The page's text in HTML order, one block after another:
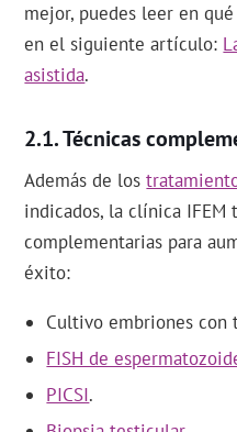
mejor, puedes leer en
en el siguiente artículo:
asistida.
Técnicas
Además de los
indicados, la clínica
complementarias para
éxito:
Cultivo embriones
FISH de
PICSI.